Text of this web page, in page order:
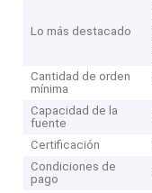
Lo más destacado
Cantidad de orden
mínima
Capacidad de la
fuente
Certificación
Condiciones de
pago